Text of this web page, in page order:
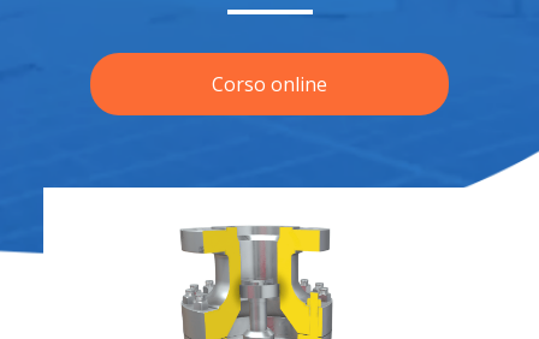
Corso online